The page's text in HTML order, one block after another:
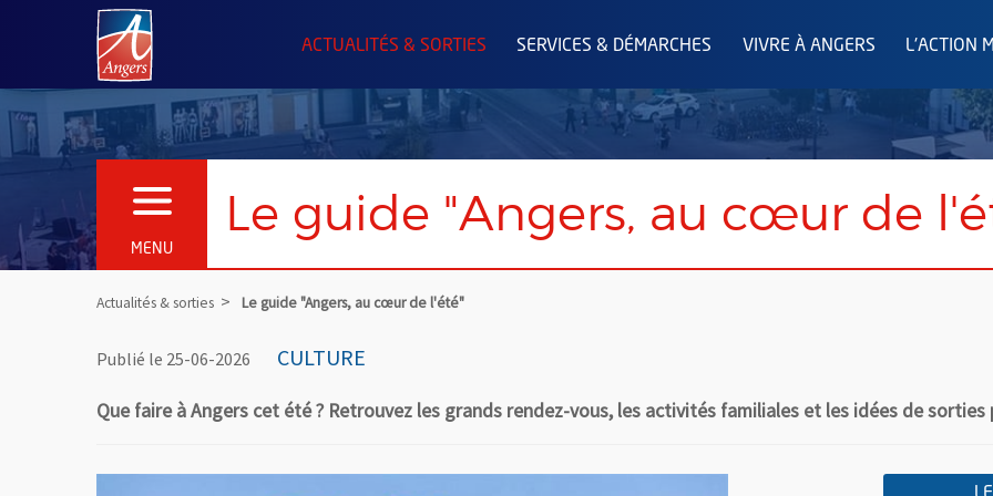
Angers.fr : Retour à l'accueil
ACTUALITÉS & SORTIES SERVICES & DÉMARCHES VIVRE À ANGERS L'ACTION
MENU
OUVRIR LE MENU Le guide "Angers, au cœur de
Actualités & sorties Le guide "Angers, au cœur de l'été"
Publié le 25-06-2026 CULTURE
Que faire à Angers cet été ? Retrouvez les grands rendez-vous, les activités familiales et les idées de